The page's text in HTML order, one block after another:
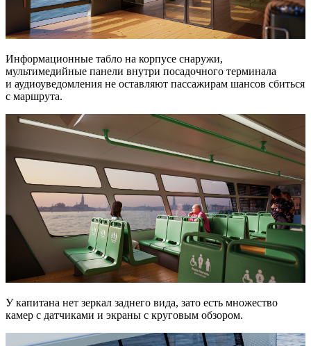
Информационные табло на корпусе снаружи,
мультимедийные панели внутри посадочного терминала
и аудиоуведомления не оставляют пассажирам шансов сбиться
с маршрута.
У капитана нет зеркал заднего вида, зато есть множество
камер с датчиками и экраны с круговым обзором.